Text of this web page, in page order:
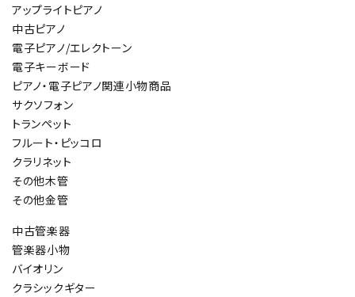
アップライトピアノ
中古ピアノ
電子ピアノ/エレクトーン
電子キーボード
ピアノ・電子ピアノ関連小物商品
サクソフォン
トランペット
フルート・ピッコロ
クラリネット
その他木管
その他金管
中古管楽器
管楽器小物
バイオリン
クラシックギター